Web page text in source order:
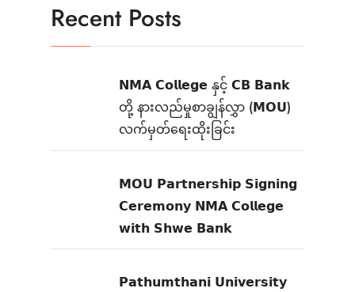
Recent Posts
𝗡𝗠𝗔 𝗖𝗼𝗹𝗹𝗲𝗴𝗲 နှင့် 𝗖𝗕 𝗕𝗮𝗻𝗸
တို့ နားလည်မှုစာချွန်လွှာ (𝗠𝗢𝗨)
လက်မှတ်ရေးထိုးခြင်း
𝗠𝗢𝗨 𝗣𝗮𝗿𝘁𝗻𝗲𝗿𝘀𝗵𝗶𝗽 𝗦𝗶𝗴𝗻𝗶𝗻𝗴
𝗖𝗲𝗿𝗲𝗺𝗼𝗻𝘆 𝗡𝗠𝗔 𝗖𝗼𝗹𝗹𝗲𝗴𝗲
𝘄𝗶𝘁𝗵 𝗦𝗵𝘄𝗲 𝗕𝗮𝗻𝗸
𝗣𝗮𝘁𝗵𝘂𝗺𝘁𝗵𝗮𝗻𝗶 𝗨𝗻𝗶𝘃𝗲𝗿𝘀𝗶𝘁𝘆